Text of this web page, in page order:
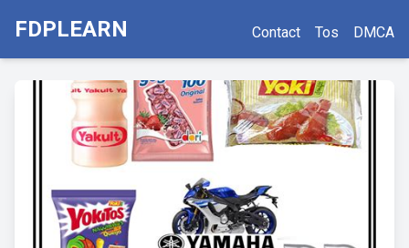
FDPLEARN Contact Tos DMCA